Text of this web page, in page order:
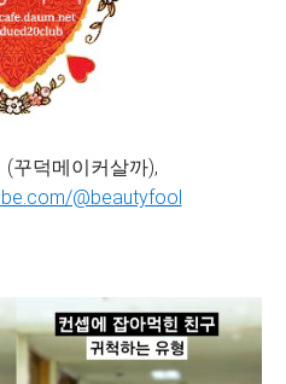
꾸덕메이커살까),
@beautyfool